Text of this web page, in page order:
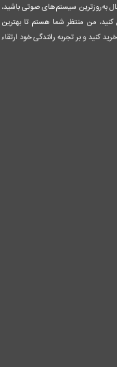
به‌روزترین سیستم‌های صوتی باشید،
من منتظر شما هستم تا بهترین
کنید و بر تجربه رانندگی خود ارتقاء